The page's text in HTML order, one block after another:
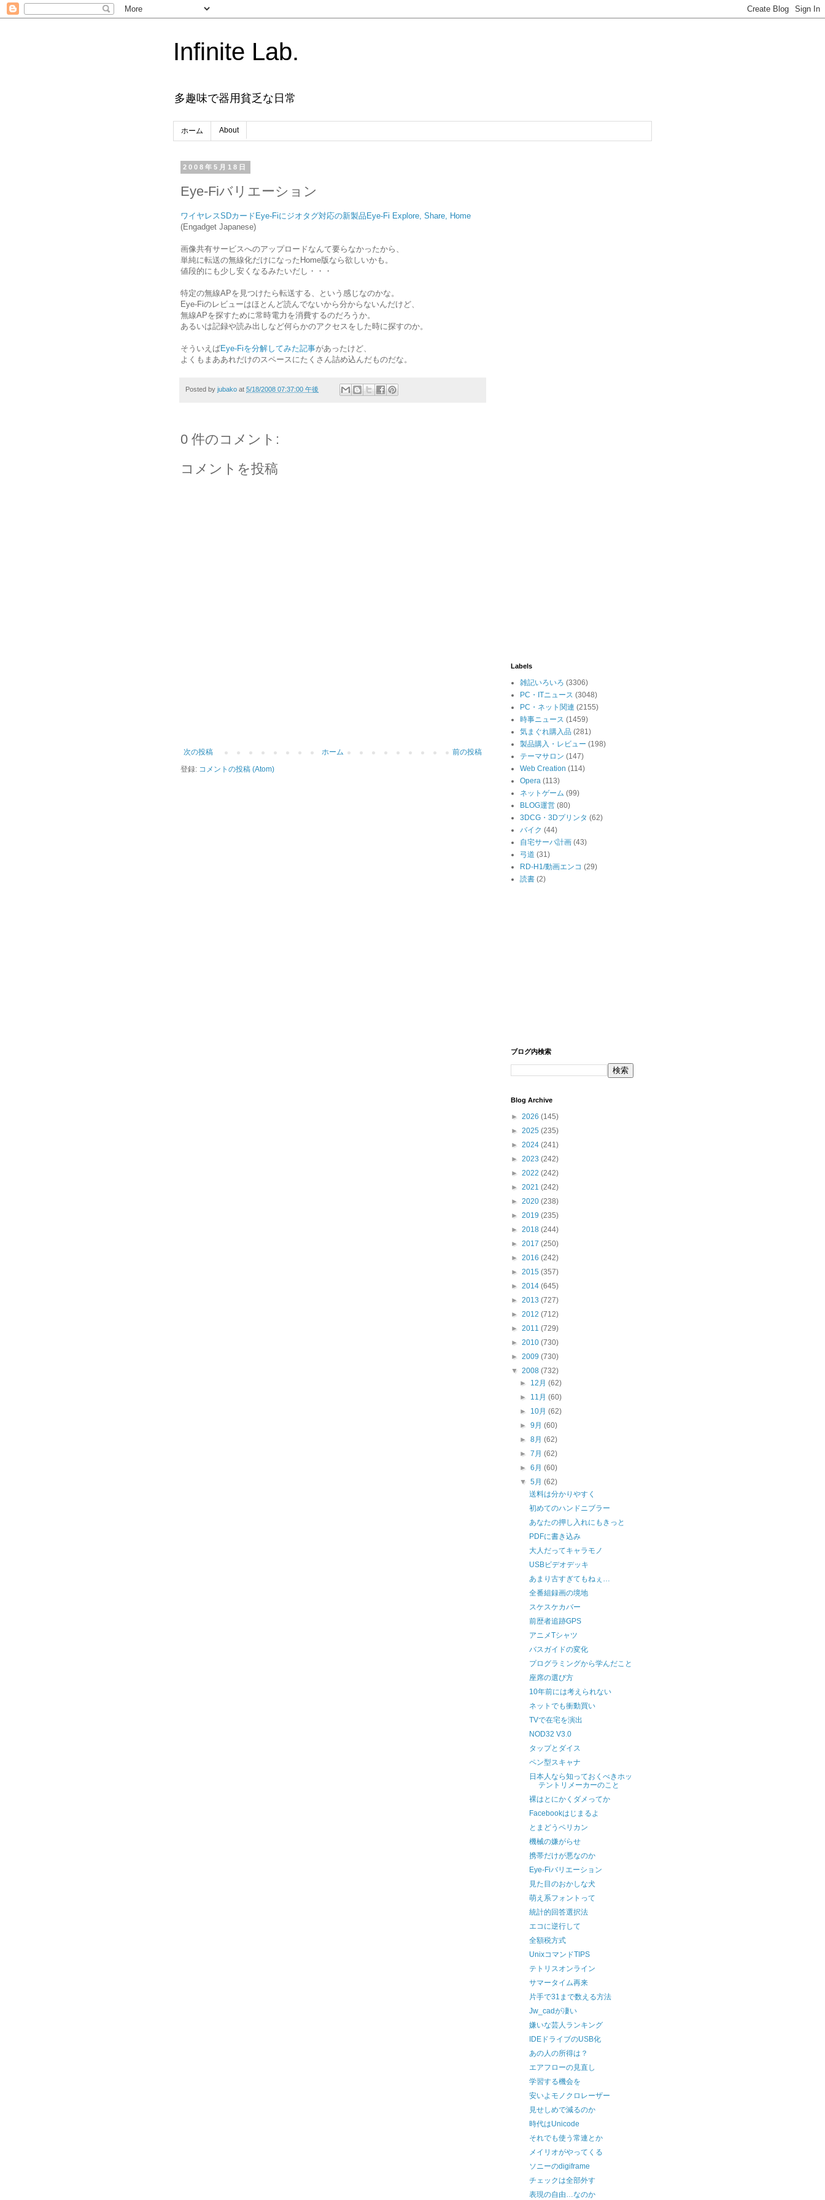
Infinite Lab.
多趣味で器用貧乏な日常
ホーム About
2008年5月18日
Eye-Fiバリエーション
ワイヤレスSDカードEye-Fiにジオタグ対応の新製品Eye-Fi Explore, Share, Home
(Engadget Japanese)
画像共有サービスへのアップロードなんて要らなかったから、
単純に転送の無線化だけになったHome版なら欲しいかも。
値段的にも少し安くなるみたいだし・・・
特定の無線APを見つけたら転送する、という感じなのかな。
Eye-Fiのレビューはほとんど読んでないから分からないんだけど、
無線APを探すために常時電力を消費するのだろうか。
あるいは記録や読み出しなど何らかのアクセスをした時に探すのか。
そういえばEye-Fiを分解してみた記事があったけど、
よくもまああれだけのスペースにたくさん詰め込んだものだな。
Posted by jubako at 5/18/2008 07:37:00 午後
0 件のコメント:
コメントを投稿
次の投稿 前の投稿
ホーム
登録: コメントの投稿 (Atom)
Labels
雑記いろいろ (3306)
PC・ITニュース (3048)
PC・ネット関連 (2155)
時事ニュース (1459)
気まぐれ購入品 (281)
製品購入・レビュー (198)
テーマサロン (147)
Web Creation (114)
Opera (113)
ネットゲーム (99)
BLOG運営 (80)
3DCG・3Dプリンタ (62)
バイク (44)
自宅サーバ計画 (43)
弓道 (31)
RD-H1/動画エンコ (29)
読書 (2)
ブログ内検索
Blog Archive
► 2026 (145)
► 2025 (235)
► 2024 (241)
► 2023 (242)
► 2022 (242)
► 2021 (242)
► 2020 (238)
► 2019 (235)
► 2018 (244)
► 2017 (250)
► 2016 (242)
► 2015 (357)
► 2014 (645)
► 2013 (727)
► 2012 (712)
► 2011 (729)
► 2010 (730)
► 2009 (730)
▼ 2008 (732)
► 12月(62)
► 11月(60)
► 10月(62)
►9月(60)
►8月(62)
►7月(62)
►6月(60)
▼5月(62)
送料は分かりやすく
初めてのハンドニブラー
あなたの押し入れにもきっと
PDFに書き込み
大人だってキャラモノ
USBビデオデッキ
あまり古すぎてもねぇ…
全番組録画の境地
スケスケカバー
前歴者追跡GPS
アニメTシャツ
バスガイドの変化
プログラミングから学んだこと
座席の選び方
10年前には考えられない
ネットでも衝動買い
TVで在宅を演出
NOD32 V3.0
タップとダイス
ペン型スキャナ
日本人なら知っておくべきホッ
テントリメーカーのこと
裸はとにかくダメってか
Facebookはじまるよ
とまどうペリカン
機械の嫌がらせ
携帯だけが悪なのか
Eye-Fiバリエーション
見た目のおかしな犬
萌え系フォントって
統計的回答選択法
エコに逆行して
全額税方式
UnixコマンドTIPS
テトリスオンライン
サマータイム再来
片手で31まで数える方法
Jw_cadが凄い
嫌いな芸人ランキング
IDEドライブのUSB化
あの人の所得は？
エアフローの見直し
学習する機会を
安いよモノクロレーザー
見せしめで減るのか
時代はUnicode
それでも使う常連とか
メイリオがやってくる
ソニーのdigiframe
チェックは全部外す
表現の自由…なのか